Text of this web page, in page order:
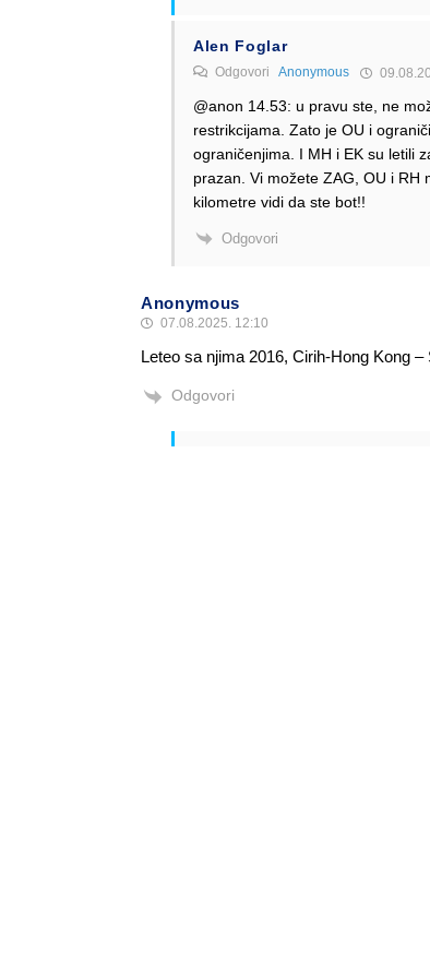
Alen Foglar
Odgovori Anonymous
@anon 14.53: u pravu ste, ne
restrikcijama. Zato je OU i
ograničenjima. I MH i EK su letili
prazan. Vi možete ZAG, OU i RH
kilometre vidi da ste bot!!
Odgovori
Anonymous
07.08.2025. 12:10
Leteo sa njima 2016, Cirih-Hong Kong
Odgovori